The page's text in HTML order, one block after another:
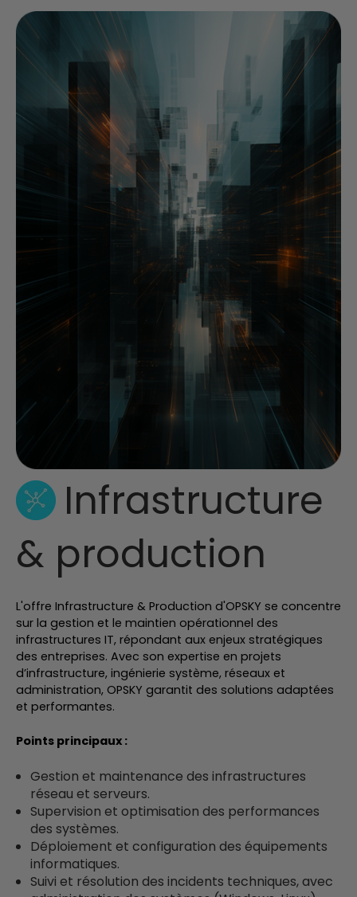
Infrastructure
& production
L'offre Infrastructure & Production d'OPSKY se concentre
sur la gestion et le maintien opérationnel des
infrastructures IT, répondant aux enjeux stratégiques
des entreprises. Avec son expertise en projets
d’infrastructure, ingénierie système, réseaux et
administration, OPSKY garantit des solutions adaptées
et performantes.
Points principaux :
Gestion et maintenance des infrastructures
réseau et serveurs.
Supervision et optimisation des performances
des systèmes.
Déploiement et configuration des équipements
informatiques.
Suivi et résolution des incidents techniques, avec